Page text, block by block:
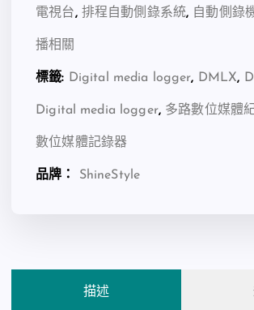
電視台, 排程自動側錄系統, 自動側錄
播相關
標籤: Digital media logger, DMLX,
Digital media logger, 多路數位媒體
數位媒體記錄器
品牌： ShineStyle
描述